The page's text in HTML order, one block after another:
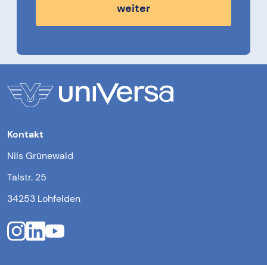
weiter
Kontakt
Nils Grünewald
Talstr. 25
34253 Lohfelden